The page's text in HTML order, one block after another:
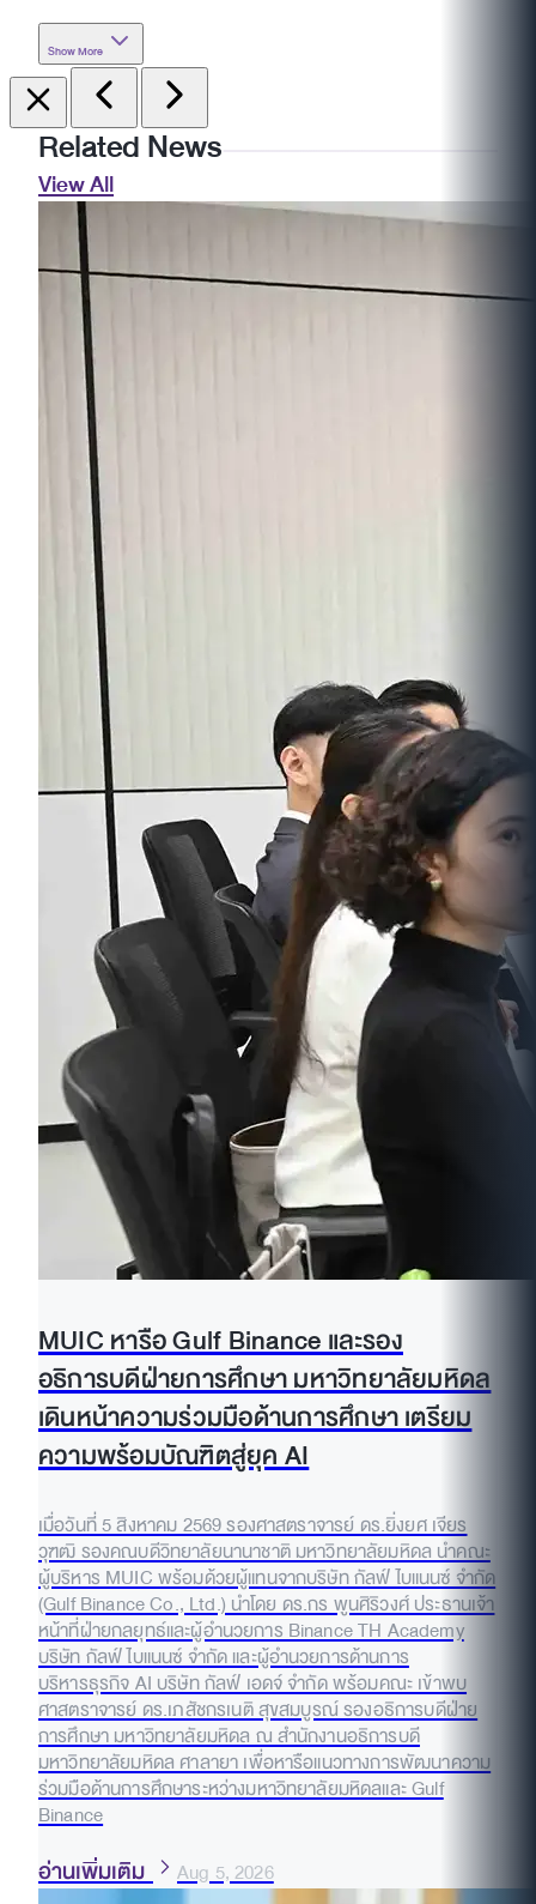
Show More
Related News
View All
MUIC หารือ Gulf Binance และรอง
อธิการบดีฝ่ายการศึกษา มหาวิทยาลัยมหิดล
เดินหน้าความร่วมมือด้านการศึกษา เตรียม
ความพร้อมบัณฑิตสู่ยุค AI
เมื่อวันที่ 5 สิงหาคม 2569 รองศาสตราจารย์ ดร.ยิ่งยศ เจียร
วุฑฒิ รองคณบดีวิทยาลัยนานาชาติ มหาวิทยาลัยมหิดล นำคณะ
ผู้บริหาร MUIC พร้อมด้วยผู้แทนจากบริษัท กัลฟ์ ไบแนนซ์ จำกัด
(Gulf Binance Co., Ltd.) นำโดย ดร.กร พูนศิริวงศ์ ประธานเจ้า
หน้าที่ฝ่ายกลยุทธ์และผู้อำนวยการ Binance TH Academy
บริษัท กัลฟ์ ไบแนนซ์ จำกัด และผู้อำนวยการด้านการ
บริหารธุรกิจ AI บริษัท กัลฟ์ เอดจ์ จำกัด พร้อมคณะ เข้าพบ
ศาสตราจารย์ ดร.เภสัชกรเนติ สุขสมบูรณ์ รองอธิการบดีฝ่าย
การศึกษา มหาวิทยาลัยมหิดล ณ สำนักงานอธิการบดี
มหาวิทยาลัยมหิดล ศาลายา เพื่อหารือแนวทางการพัฒนาความ
ร่วมมือด้านการศึกษาระหว่างมหาวิทยาลัยมหิดลและ Gulf
Binance
อ่านเพิ่มเติม Aug 5, 2026